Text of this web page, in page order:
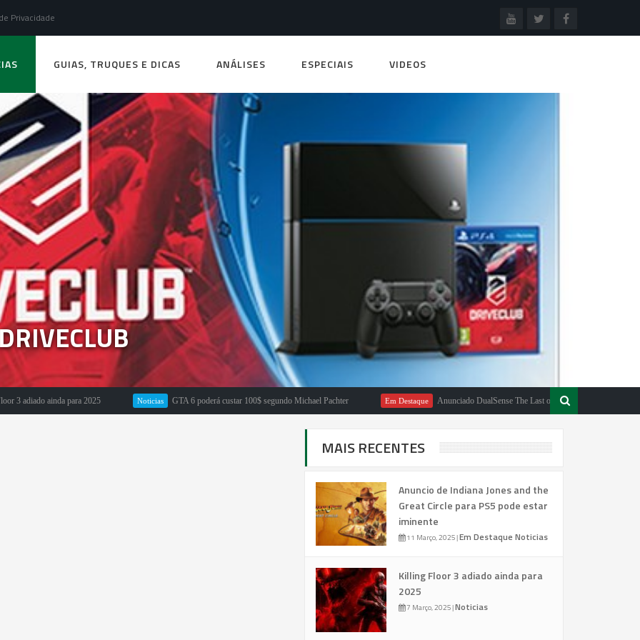
Privacidade
GUIAS, TRUQUES E DICAS ANÁLISES ESPECIAIS VIDEOS
ainda para 2025 Noticias GTA 6 poderá custar 100$ segundo Michael Pachter Em Destaque Anunciado DualSense The Last of Us Limited Edition
MAIS RECENTES
Anuncio de Indiana Jones and the
Great Circle para PS5 pode estar
iminente
11 Março, 2025|Em Destaque Noticias
Killing Floor 3 adiado ainda para
2025
7 Março, 2025|Noticias